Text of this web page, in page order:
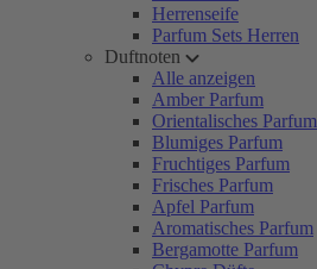
Herrenseife
Parfum Sets Herren
Duftnoten
Alle anzeigen
Amber Parfum
Orientalisches Parfum
Blumiges Parfum
Fruchtiges Parfum
Frisches Parfum
Apfel Parfum
Aromatisches Parfum
Bergamotte Parfum